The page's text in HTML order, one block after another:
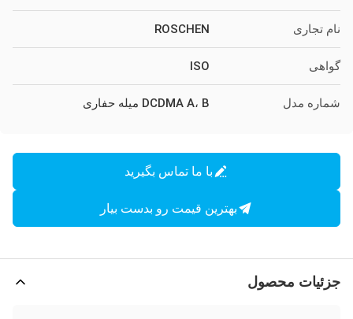
نام تجاری ROSCHEN
گواهی ISO
شماره مدل DCDMA A، B میله حفاری
با ما تماس بگیرید
بهترین قیمت رو بدست بیار
جزئیات محصول